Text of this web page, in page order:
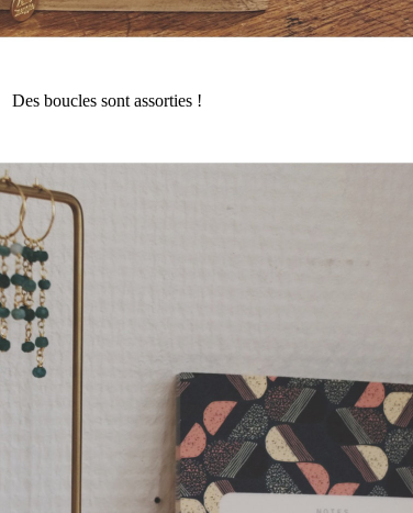
Des boucles sont assorties !